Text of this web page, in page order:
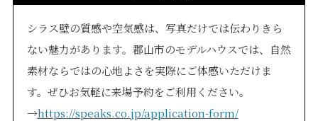
シラス壁の質感や空気感は、写真だけでは伝わりきら
ない魅力があります。郡山市のモデルハウスでは、自然
素材ならではの心地よさを実際にご体感いただけま
す。ぜひお気軽に来場予約をご利用ください。
→https://speaks.co.jp/application-form/